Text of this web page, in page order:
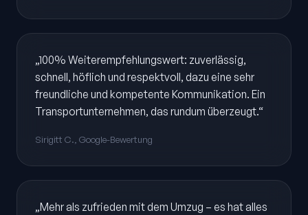
„100% Weiterempfehlungswert: zuverlässig,
schnell, höflich und respektvoll, dazu eine sehr
freundliche und kompetente Kommunikation. Ein
Transportunternehmen, das rundum überzeugt.“
Sirigitt C., Google-Bewertung
„Mehr als zufrieden mit dem Umzug – es hat alles